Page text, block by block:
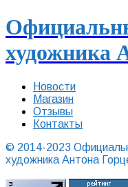
художника
Новости
Магазин
Отзывы
Контакты
© 2014-2023
художника Антона